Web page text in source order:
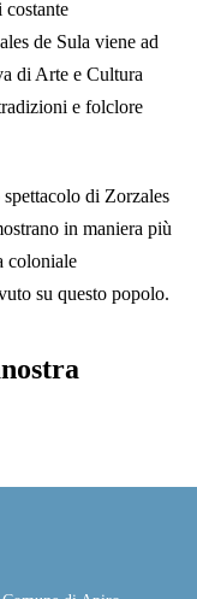
de Sula viene ad
di Arte e Cultura
e folclore
di Zorzales
in maniera più
coloniale
su questo popolo.